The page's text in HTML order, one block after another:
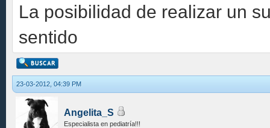
La posibilidad de realizar un
sentido
23-03-2012, 04:39 PM
Angelita_S
Especialista en pediatría!!!